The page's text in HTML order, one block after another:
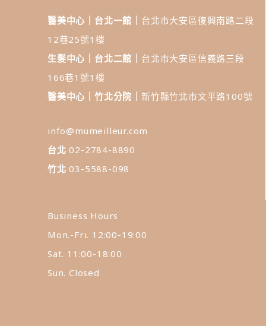
醫美中心｜台北一館｜ 台北市大安區復興南路二段
12巷25號1樓
生髮中心｜台北二館｜ 台北市大安區信義路三段
166巷1號1樓
醫美中心｜竹北分院｜ 新竹縣竹北市文平路100號
info@mumeilleur.com
台北 02-2784-8890
竹北03-5588-098
Business Hours
Mon.-Fri. 12:00-19:00
Sat. 11:00-18:00
Sun. Closed